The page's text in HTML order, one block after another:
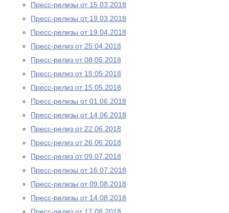
Пресс-релизы от 15.03.2018
Пресс-релизы от 19.03.2018
Пресс-релизы от 19.04.2018
Пресс-релиз от 25.04.2018
Пресс-релиз от 08.05.2018
Пресс-релиз от 15.05.2018
Пресс-релиз от 15.05.2018
Пресс-релизы от 01.06.2018
Пресс-релизы от 14.06.2018
Пресс-релиз от 22.06.2018
Пресс-релиз от 26.06.2018
Пресс-релиз от 09.07.2018
Пресс-релизы от 16.07.2018
Пресс-релизы от 09.08.2018
Пресс-релизы от 14.08.2018